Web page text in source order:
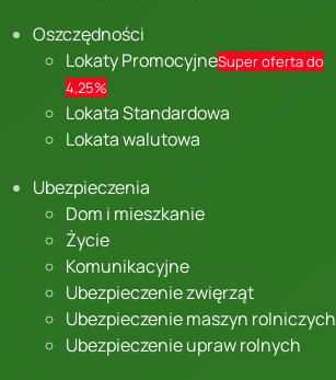
Oszczędności
Lokaty PromocyjneSuper oferta do
4,25%
Lokata Standardowa
Lokata walutowa
Ubezpieczenia
Dom i mieszkanie
Życie
Komunikacyjne
Ubezpieczenie zwięrząt
Ubezpieczenie maszyn rolniczych
Ubezpieczenie upraw rolnych